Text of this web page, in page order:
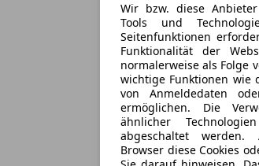
Wir bzw. diese
Tools und
Seitenfunktionen
Funktionalität der
normalerweise als Folge
wichtige Funktionen wie
von Anmeldedaten
ermöglichen. Die
ähnlicher
abgeschaltet werden.
Browser diese Cookies